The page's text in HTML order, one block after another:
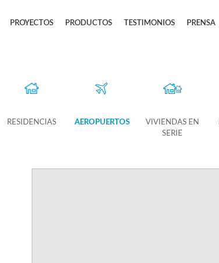
PROYECTOS PRODUCTOS TESTIMONIOS PRENSA
RESIDENCIAS AEROPUERTOS
VIVIENDAS EN
SERIE